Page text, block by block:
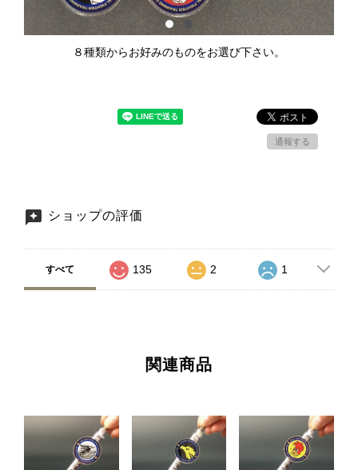
８種類からお好みのものをお選び下さい。
通報する
ショップの評価
すべて 135 2 1
関連商品